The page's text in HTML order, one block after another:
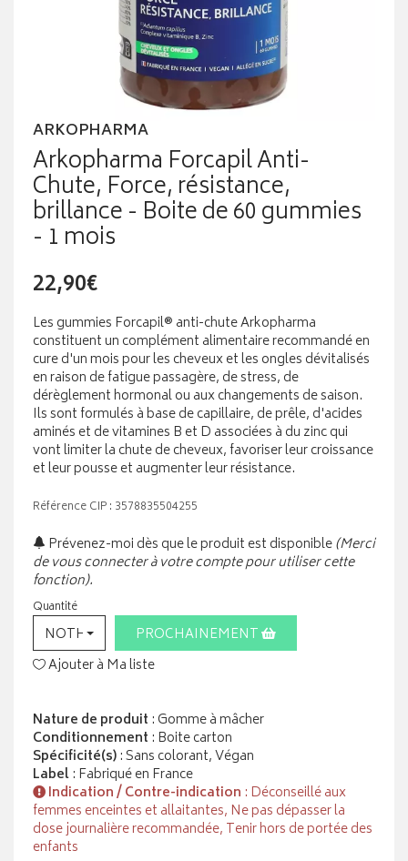
ARKOPHARMA
Arkopharma Forcapil Anti-
Chute, Force, résistance,
brillance - Boite de 60 gummies
- 1 mois
22,90€
Les gummies Forcapil® anti-chute Arkopharma
constituent un complément alimentaire recommandé en
cure d'un mois pour les cheveux et les ongles dévitalisés
en raison de fatigue passagère, de stress, de
dérèglement hormonal ou aux changements de saison.
Ils sont formulés à base de capillaire, de prêle, d'acides
aminés et de vitamines B et D associées à du zinc qui
vont limiter la chute de cheveux, favoriser leur croissance
et leur pousse et augmenter leur résistance.
Référence CIP : 3578835504255
Prévenez-moi dès que le produit est disponible(Merci
de vous connecter à votre compte pour utiliser cette
fonction).
Quantité
NOTHING SELECTEDPROCHAINEMENT
Ajouter à Ma liste
Nature de produit : Gomme à mâcher
Conditionnement : Boite carton
Spécificité(s): Sans colorant, Végan
Label: Fabriqué en France
Indication / Contre-indication : Déconseillé aux
femmes enceintes et allaitantes, Ne pas dépasser la
dose journalière recommandée, Tenir hors de portée des
enfants